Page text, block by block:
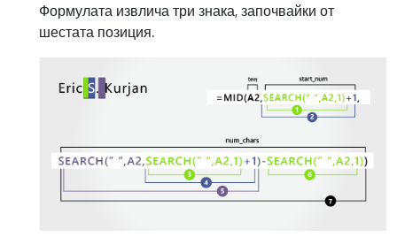
Формулата извлича три знака, започвайки от
шестата позиция.